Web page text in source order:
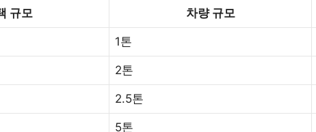
규모
차량 규모
1톤
2톤
2.5톤
5톤